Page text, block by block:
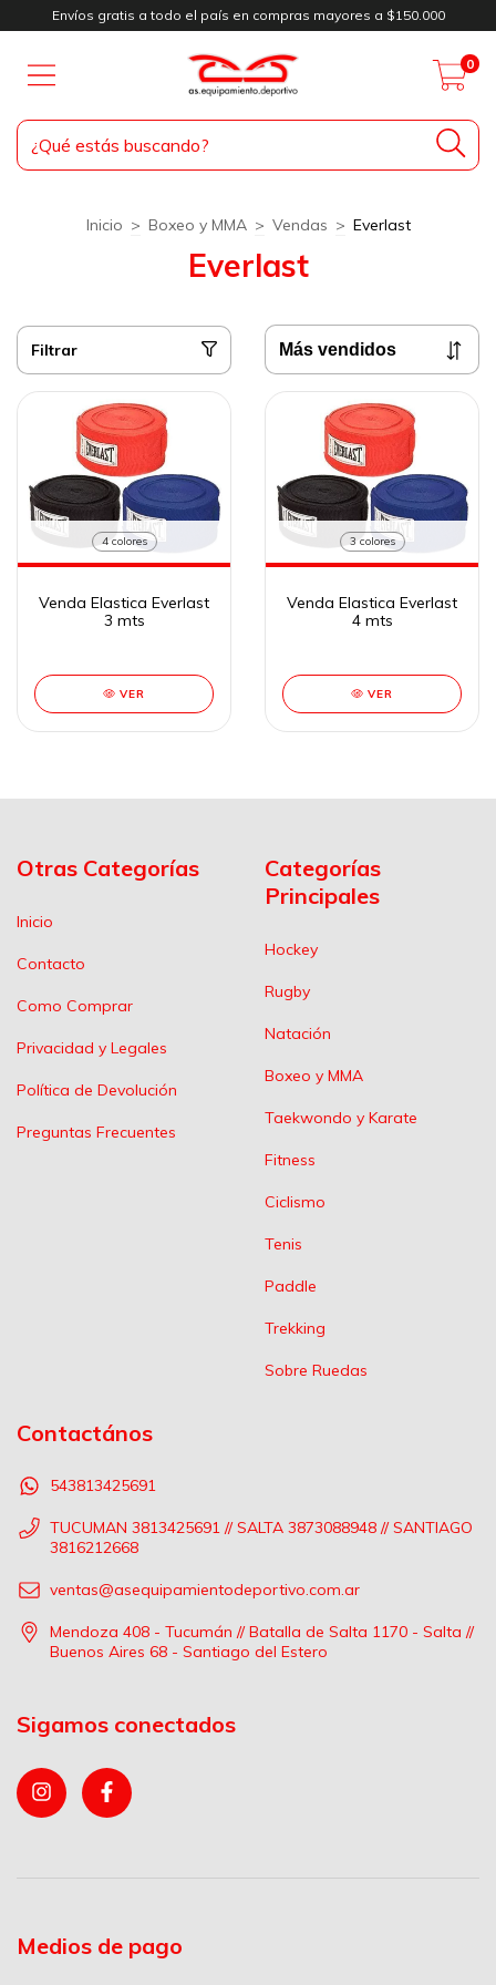
Envíos gratis a todo el país en compras mayores a $150.000
0
Inicio > Boxeo y MMA > Vendas > Everlast
Everlast
Filtrar
4 colores
Venda Elastica Everlast
3 mts
VER
3 colores
Venda Elastica Everlast
4 mts
VER
Otras Categorías
Inicio
Contacto
Como Comprar
Privacidad y Legales
Política de Devolución
Preguntas Frecuentes
Categorías
Principales
Hockey
Rugby
Natación
Boxeo y MMA
Taekwondo y Karate
Fitness
Ciclismo
Tenis
Paddle
Trekking
Sobre Ruedas
Contactános
543813425691
TUCUMAN 3813425691 // SALTA 3873088948 // SANTIAGO
3816212668
ventas@asequipamientodeportivo.com.ar
Mendoza 408 - Tucumán // Batalla de Salta 1170 - Salta //
Buenos Aires 68 - Santiago del Estero
Sigamos conectados
Medios de pago